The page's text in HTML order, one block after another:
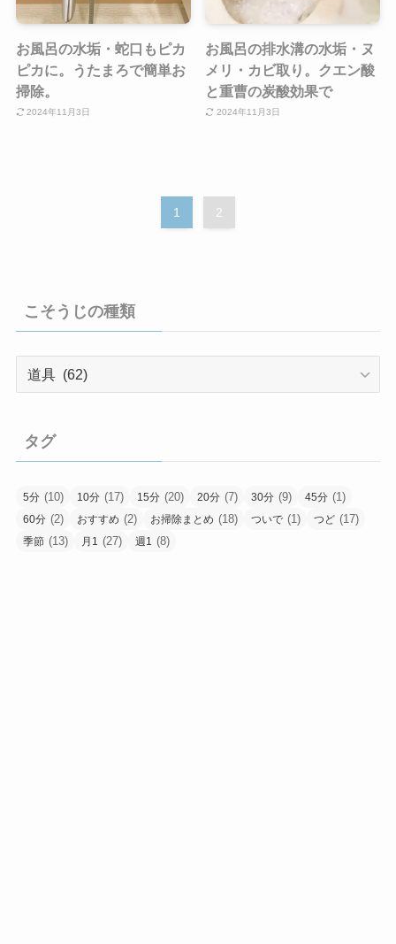
お風呂の水垢・蛇口もピカ
ピカに。うたまろで簡単お
掃除。
2024年11月3日
お風呂の排水溝の水垢・ヌ
メリ・カビ取り。クエン酸
と重曹の炭酸効果で
2024年11月3日
1 2
こそうじの種類
こ
の
類
タグ
5分 (10) 10分 (17) 15分 (20) 20分 (7) 30分 (9) 45分 (1)
60分 (2) おすすめ (2) お掃除まとめ (18) ついで (1) つど (17)
季節 (13) 月1 (27) 週1 (8)